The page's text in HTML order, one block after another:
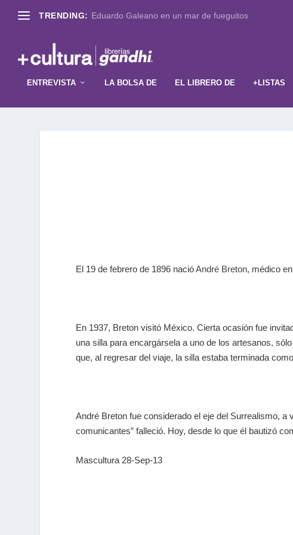
TRENDING: Eduardo Galeano en un mar de fueguitos
ENTREVISTA LA BOLSA DE EL LIBRERO DE +LISTAS
El 19 de febrero de 1896 nacióAndré Breton, médico
En 1937, Breton visitó México. Cierta ocasión fue
una silla para encargársela a uno de los artesanos,
que, al regresar del viaje, la silla estaba terminada
André Breton fue considerado el eje del Surrealismo,
comunicantes” falleció. Hoy, desde lo que él bautizó
Mascultura 28-Sep-13